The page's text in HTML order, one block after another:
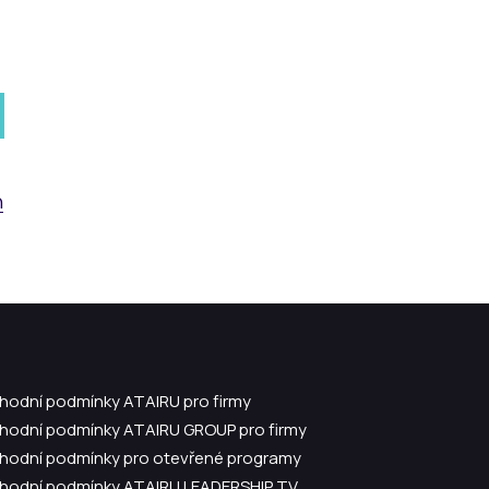
podmínky ATAIRU pro firmy
podmínky ATAIRU GROUP pro firmy
podmínky pro otevřené programy